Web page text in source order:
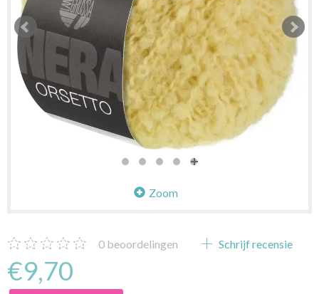
Zoom
0 beoordelingen Schrijf recensie
€9,70